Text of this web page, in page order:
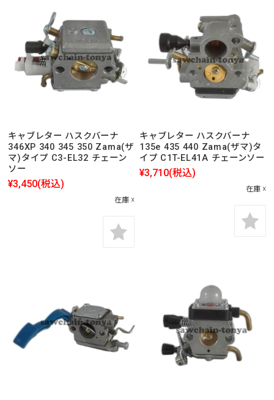
キャブレター ハスクバーナ
346XP 340 345 350 Zama(ザ
マ)タイプ C3-EL32 チェーン
ソー
¥3,450(税込)
在庫 ☓
キャブレター ハスクバーナ
135e 435 440 Zama(ザマ)タ
イプ C1T-EL41A チェーンソー
¥3,710(税込)
在庫 ☓